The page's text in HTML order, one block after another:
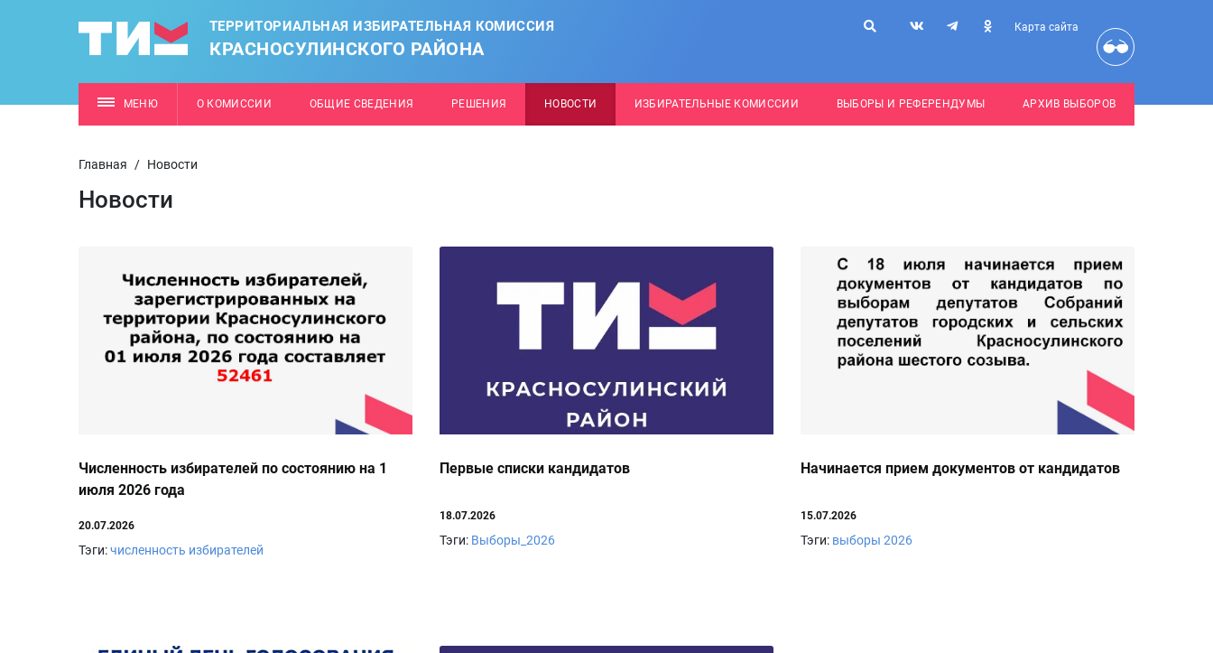
ТЕРРИТОРИАЛЬНАЯ ИЗБИРАТЕЛЬНАЯ КОМИССИЯ
КРАСНОСУЛИНСКОГО РАЙОНА
Карта сайта
МЕНЮ О КОМИССИИ ОБЩИЕ СВЕДЕНИЯ РЕШЕНИЯ НОВОСТИ ИЗБИРАТЕЛЬНЫЕ КОМИССИИ ВЫБОРЫ И РЕФЕРЕНДУМЫ АРХИВ ВЫБОРОВ
Главная / Новости
Новости
Численность избирателей по состоянию на 1
июля 2026 года
20.07.2026
Тэги:численность избирателей
Первые списки кандидатов
18.07.2026
Тэги: Выборы_2026
Начинается прием документов от кандидатов
15.07.2026
Тэги: выборы 2026